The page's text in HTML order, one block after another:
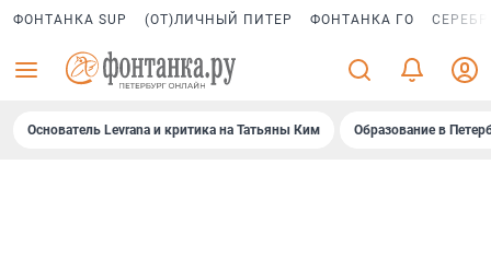
ФОНТАНКА SUP (ОТ)ЛИЧНЫЙ ПИТЕР ФОНТАНКА ГО
Основатель Levrana и критика на Татьяны Ким Образование в